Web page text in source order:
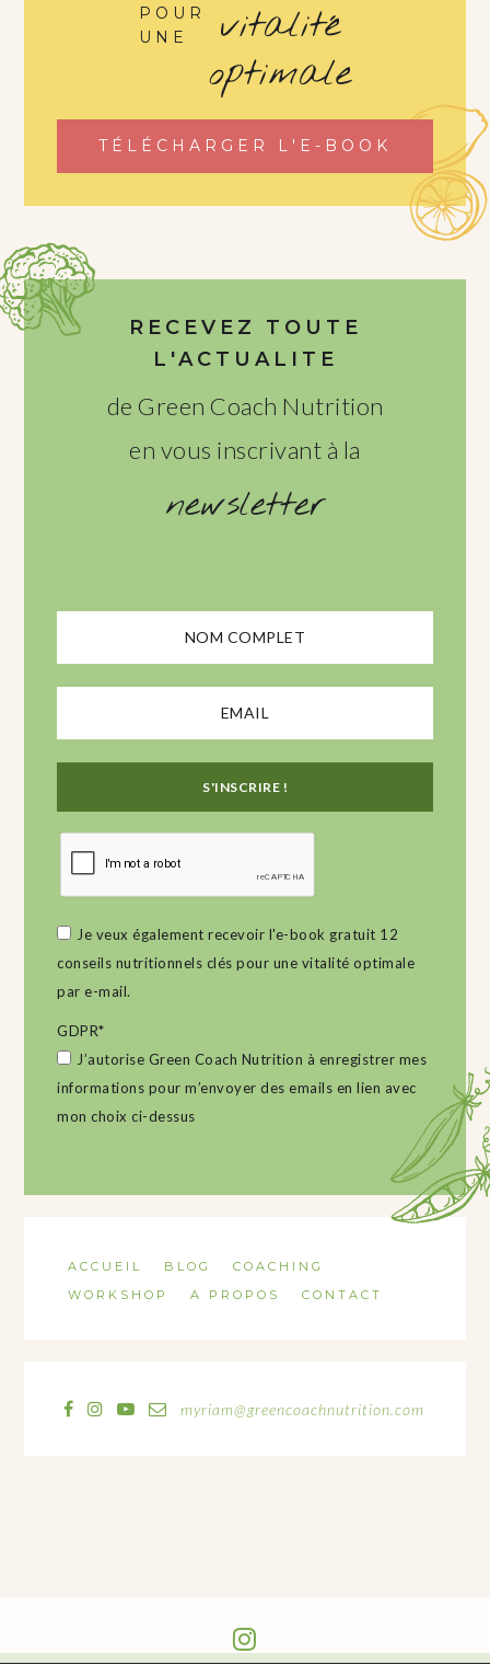
POUR
UNE
vitalité
optimale
TÉLÉCHARGER L'E-BOOK
RECEVEZ TOUTE
L'ACTUALITE
de Green Coach Nutrition
en vous inscrivant à la
newsletter
Je veux également recevoir l'e-book gratuit 12
conseils nutritionnels clés pour une vitalité optimale
par e-mail.
GDPR*
J’autorise Green Coach Nutrition à enregistrer mes
informations pour m’envoyer des emails en lien avec
mon choix ci-dessus
ACCUEIL BLOG
COACHING
WORKSHOP
A PROPOS CONTACT
myriam@greencoachnutrition.com